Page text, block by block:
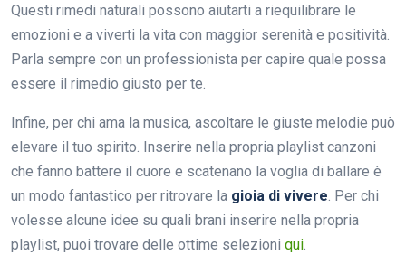
Questi rimedi naturali possono aiutarti a riequilibrare le
emozioni e a viverti la vita con maggior serenità e positività.
Parla sempre con un professionista per capire quale possa
essere il rimedio giusto per te.
Infine, per chi ama la musica, ascoltare le giuste melodie può
elevare il tuo spirito. Inserire nella propria playlist canzoni
che fanno battere il cuore e scatenano la voglia di ballare è
un modo fantastico per ritrovare la gioia di vivere. Per chi
volesse alcune idee su quali brani inserire nella propria
playlist, puoi trovare delle ottime selezioni qui.